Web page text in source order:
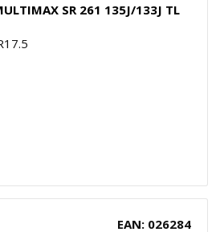
SR 261 135J/133J TL
EAN: 026284